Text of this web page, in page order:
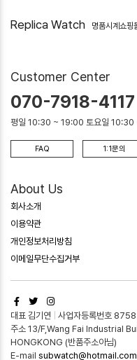
Replica Watch 명품시계쇼핑
Customer Center
070-7918-4117
평일 10:30 ~ 19:00 토요일
FAQ 1:1문의
About Us
회사소개
이용약관
개인정보처리방침
이메일무단수집거부
대표 김기연
사업자등록번호
주소 13/F,Wang Fai Industrial
HONGKONG (반품주소아님)
E-mail subwatch@hotmail.com